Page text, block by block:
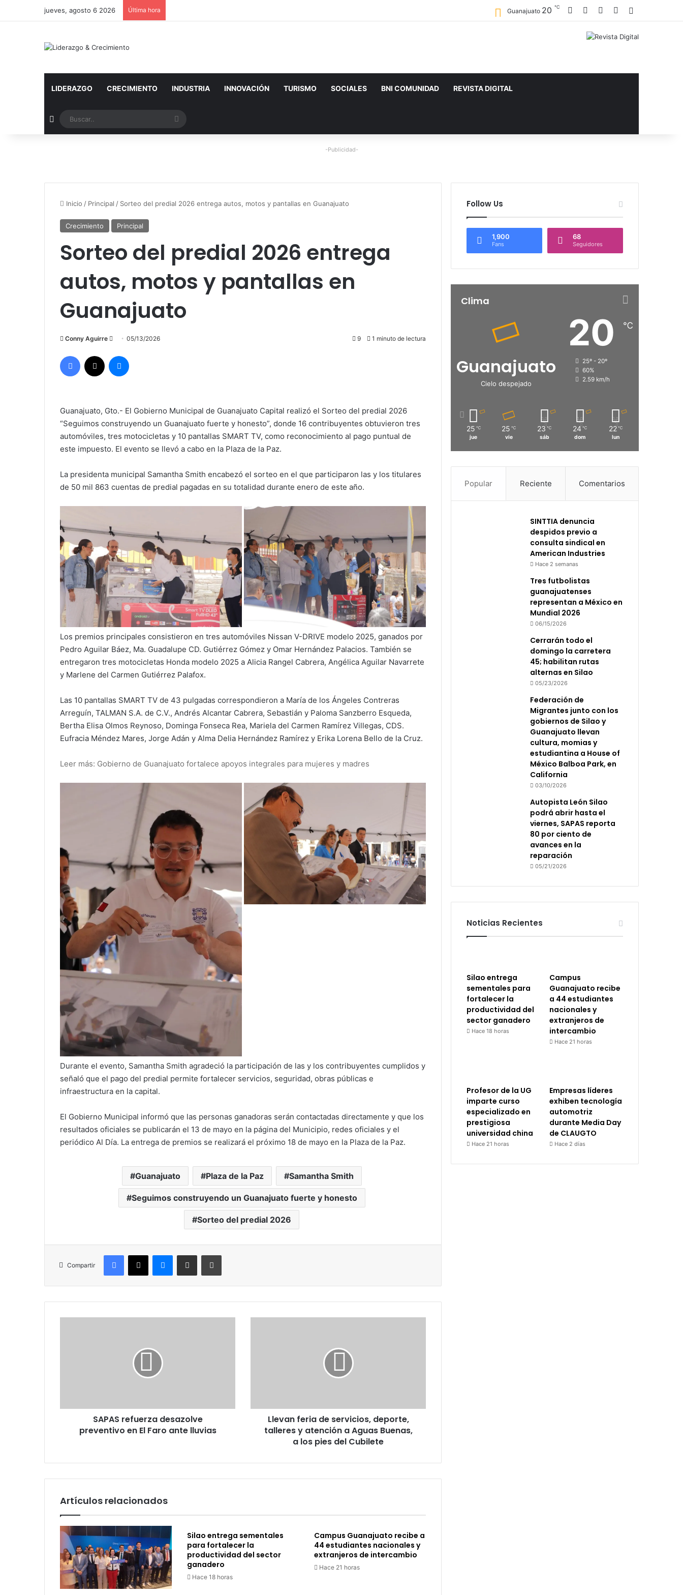
jueves, agosto 6 2026 Última hora Guanajuato 20 ℃ Facebook YouTubeInstagram
LIDERAZGO CRECIMIENTO INDUSTRIA INNOVACIÓN TURISMO SOCIALES BNI COMUNIDAD REVISTA DIGITAL
Artículo aleatorio Buscar..
-Publicidad-
Inicio / Principal / Sorteo del predial 2026 entrega autos, motos y pantallas en Guanajuato
Crecimiento Principal
Sorteo del predial 2026 entrega
autos, motos y pantallas en
Guanajuato
Conny Aguirre
Send
email
05/13/2026 9 1 minuto de lectura
Facebook
Guanajuato, Gto.- El Gobierno Municipal de Guanajuato Capital realizó el Sorteo del predial 2026
“Seguimos construyendo un Guanajuato fuerte y honesto”, donde 16 contribuyentes obtuvieron tres
automóviles, tres motocicletas y 10 pantallas SMART TV, como reconocimiento al pago puntual de
este impuesto. El evento se llevó a cabo en la Plaza de la Paz.
La presidenta municipal Samantha Smith encabezó el sorteo en el que participaron las y los titulares
de 50 mil 863 cuentas de predial pagadas en su totalidad durante enero de este año.
Los premios principales consistieron en tres automóviles Nissan V-DRIVE modelo 2025, ganados por
Pedro Aguilar Báez, Ma. Guadalupe CD. Gutiérrez Gómez y Omar Hernández Palacios. También se
entregaron tres motocicletas Honda modelo 2025 a Alicia Rangel Cabrera, Angélica Aguilar Navarrete
y Marlene del Carmen Gutiérrez Palafox.
Las 10 pantallas SMART TV de 43 pulgadas correspondieron a María de los Ángeles Contreras
Arreguín, TALMAN S.A. de C.V., Andrés Alcantar Cabrera, Sebastián y Paloma Sanzberro Esqueda,
Bertha Elisa Olmos Reynoso, Dominga Fonseca Rea, Mariela del Carmen Ramírez Villegas, CDS.
Eufracia Méndez Mares, Jorge Adán y Alma Delia Hernández Ramírez y Erika Lorena Bello de la Cruz.
Leer más: Gobierno de Guanajuato fortalece apoyos integrales para mujeres y madres
Durante el evento, Samantha Smith agradeció la participación de las y los contribuyentes cumplidos y
señaló que el pago del predial permite fortalecer servicios, seguridad, obras públicas e
infraestructura en la capital.
El Gobierno Municipal informó que las personas ganadoras serán contactadas directamente y que los
resultados oficiales se publicarán el 13 de mayo en la página del Municipio, redes oficiales y el
periódico Al Día. La entrega de premios se realizará el próximo 18 de mayo en la Plaza de la Paz.
Guanajuato Plaza de la Paz Samantha Smith
Seguimos construyendo un Guanajuato fuerte y honesto
Sorteo del predial 2026
Compartir
Facebook
X MessengerCompartir por correo electrónicoImprimir
lluvias
SAPAS refuerza desazolve
preventivo en El Faro ante lluvias
a
Aguas
Buenas,
Llevan feria de servicios, deporte,
talleres y atención a Aguas Buenas,
a los pies del Cubilete
Artículos relacionados
Silao entrega sementales
para fortalecer la
productividad del sector
ganadero
Hace 18 horas
Campus Guanajuato recibe a
44 estudiantes nacionales y
extranjeros de intercambio
Hace 21 horas
Follow Us
1,900
Fans
68
Seguidores
Clima
Guanajuato
Cielo despejado
20 ℃
25º - 20º
60%
2.59 km/h
25 ℃
jue
25 ℃
vie
23 ℃
sáb
24 ℃
dom
22 ℃
lun
Popular Reciente Comentarios
SINTTIA denuncia
despidos previo a
consulta sindical en
American Industries
Hace 2 semanas
Tres futbolistas
guanajuatenses
representan a México en
Mundial 2026
06/15/2026
Cerrarán todo el
domingo la carretera
45; habilitan rutas
alternas en Silao
05/23/2026
Federación de
Migrantes junto con los
gobiernos de Silao y
Guanajuato llevan
cultura, momias y
estudiantina a House of
México Balboa Park, en
California
03/10/2026
Autopista León Silao
podrá abrir hasta el
viernes, SAPAS reporta
80 por ciento de
avances en la
reparación
05/21/2026
Noticias Recientes
Silao entrega
sementales para
fortalecer la
productividad del
sector ganadero
Hace 18 horas
Campus
Guanajuato recibe
a 44 estudiantes
nacionales y
extranjeros de
intercambio
Hace 21 horas
Profesor de la UG
imparte curso
especializado en
prestigiosa
universidad china
Hace 21 horas
Empresas líderes
exhiben tecnología
automotriz
durante Media Day
de CLAUGTO
Hace 2 días